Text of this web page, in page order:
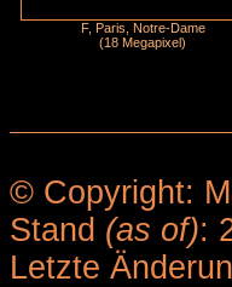
F, Paris, Notre-Dame
(18 Megapixel)
© Copyright:
Stand (as of):
Letzte